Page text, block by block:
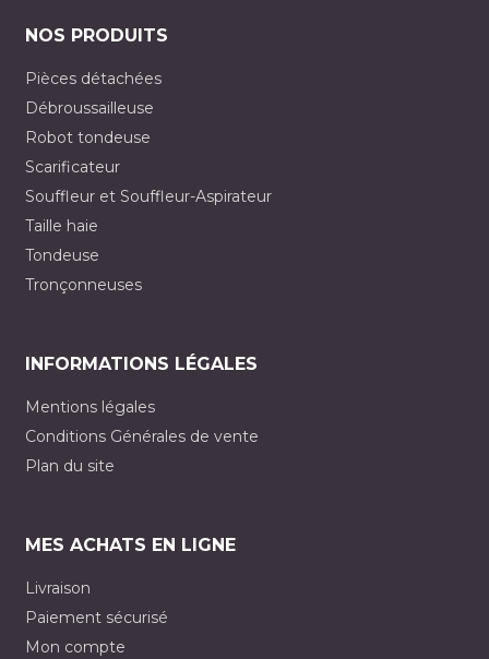
NOS PRODUITS
Pièces détachées
Débroussailleuse
Robot tondeuse
Scarificateur
Souffleur et Souffleur-Aspirateur
Taille haie
Tondeuse
Tronçonneuses
INFORMATIONS LÉGALES
Mentions légales
Conditions Générales de vente
Plan du site
MES ACHATS EN LIGNE
Livraison
Paiement sécurisé
Mon compte